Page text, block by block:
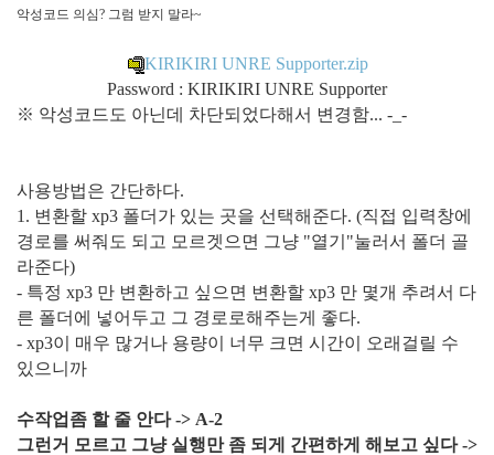
악성코드 의심? 그럼 받지 말라~
KIRIKIRI UNRE Supporter.zip
Password : KIRIKIRI UNRE Supporter
※ 악성코드도 아닌데 차단되었다해서 변경함... -_-
사용방법은 간단하다.
1. 변환할 xp3 폴더가 있는 곳을 선택해준다. (직접 입력창에
경로를 써줘도 되고 모르겟으면 그냥 "열기"눌러서 폴더 골
라준다)
- 특정 xp3 만 변환하고 싶으면 변환할 xp3 만 몇개 추려서 다
른 폴더에 넣어두고 그 경로로해주는게 좋다.
- xp3이 매우 많거나 용량이 너무 크면 시간이 오래걸릴 수
있으니까
수작업좀 할 줄 안다 -> A-2
그런거 모르고 그냥 실행만 좀 되게 간편하게 해보고 싶다 ->